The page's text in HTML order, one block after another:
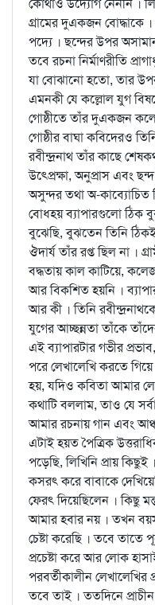
গ্রামের দুএকজন বোদ্ধাকে
পদ্যে । ছন্দের উপর
তবে রচনা নির্মাণরীতি
যা বোঝানো হতো, তার
এমনকী যে কল্লোল যুগ
গোষ্ঠীতে তাঁর দুএকজন
গোষ্ঠীর বাঘা কবিদেরও
রবীন্দ্রনাথ তাঁর কাছে
উত্প্রেক্ষা, অনুপ্রাস এবং
অসুন্দর তথা অ-কাব্যোচিত
বোধহয় ব্যাপারগুলো ঠিক
বুঝেছি, বুঝতেন তিনি
ঔদার্য তাঁর রপ্ত ছিল না ।
বদ্ধতায় কাল কাটিয়ে,
আর বিকশিত হয়নি ।
আর কী । তিনি
যুগের আচ্ছন্নতা তাঁকে
এই ব্যাপারটার গভীর
পরে লেখালেখি করতে
হয়, যদিও কবিতা আমার
কথাটি বললাম, তাও যে
আমার রচনায় গান এবং
এটাই হয়ত পৈত্রিক
পড়েছি, লিখিনি প্রায়
কসরৎ করে বাবাকে
ফেরৎ দিয়েছিলেন । কিছু
আমার হবার নয় । তখন
চেষ্টা করেছি । তবে তাতে
প্রচেষ্টা করে আর লোক
পরবর্তীকালীন লেখালেখির
তবে তাই । ততদিনে